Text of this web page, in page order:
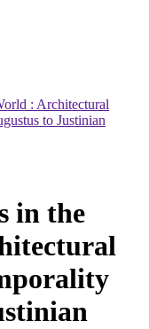
: Architectural
to Justinian
in the